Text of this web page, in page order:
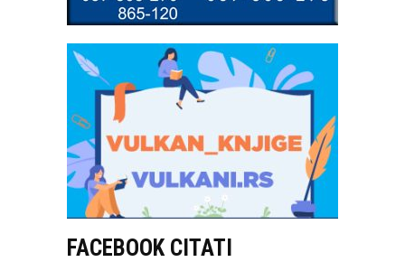
FACEBOOK CITATI